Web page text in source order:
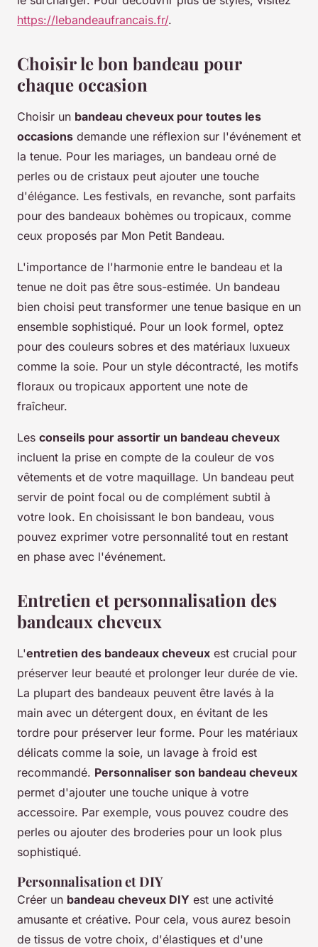
https://lebandeaufrancais.fr/.
Choisir le bon bandeau pour
chaque occasion
Choisir un bandeau cheveux pour toutes les
occasions demande une réflexion sur l'événement et
la tenue. Pour les mariages, un bandeau orné de
perles ou de cristaux peut ajouter une touche
d'élégance. Les festivals, en revanche, sont parfaits
pour des bandeaux bohèmes ou tropicaux, comme
ceux proposés par Mon Petit Bandeau.
L'importance de l'harmonie entre le bandeau et la
tenue ne doit pas être sous-estimée. Un bandeau
bien choisi peut transformer une tenue basique en un
ensemble sophistiqué. Pour un look formel, optez
pour des couleurs sobres et des matériaux luxueux
comme la soie. Pour un style décontracté, les motifs
floraux ou tropicaux apportent une note de
fraîcheur.
Les conseils pour assortir un bandeau cheveux
incluent la prise en compte de la couleur de vos
vêtements et de votre maquillage. Un bandeau peut
servir de point focal ou de complément subtil à
votre look. En choisissant le bon bandeau, vous
pouvez exprimer votre personnalité tout en restant
en phase avec l'événement.
Entretien et personnalisation des
bandeaux cheveux
L'entretien des bandeaux cheveux est crucial pour
préserver leur beauté et prolonger leur durée de vie.
La plupart des bandeaux peuvent être lavés à la
main avec un détergent doux, en évitant de les
tordre pour préserver leur forme. Pour les matériaux
délicats comme la soie, un lavage à froid est
recommandé. Personnaliser son bandeau cheveux
permet d'ajouter une touche unique à votre
accessoire. Par exemple, vous pouvez coudre des
perles ou ajouter des broderies pour un look plus
sophistiqué.
Personnalisation et DIY
Créer un bandeau cheveux DIY est une activité
amusante et créative. Pour cela, vous aurez besoin
de tissus de votre choix, d'élastiques et d'une